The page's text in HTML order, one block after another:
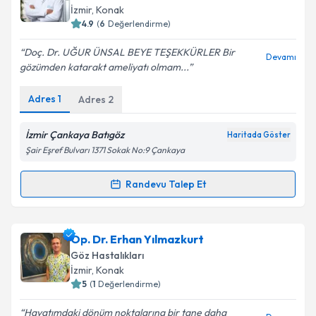
takvim hazırlandığında e-posta ile bilgilendireceğiz.
Kişisel verilerimin işlenmesine ilişkin
Metni'ni okudum ve kişisel verilerimin belirtilen
kapsamda işlenmesini kabul ediyorum.
Takvim Talebini Gönder
İzmir, Konak
4.9 (6 Değerlendirme)
Doç. Dr. UĞUR ÜNSAL BEYE TEŞEKKÜRLER Bir
gözümden katarakt ameliyatı olmam...
Devamı
Adres 1 Adres 2
İzmir Çankaya Batıgöz Haritada Göster
Şair Eşref Bulvarı 1371 Sokak No:9 Çankaya
Randevu Talep Et
Randevu Takvimi Talebi
Doç. Dr. Uğur Ünsaliçin randevu takvimi talebi
oluşturun. Size bu uzmandan randevu almanız için bir
takvim hazırlandığında e-posta ile bilgilendireceğiz.
Op. Dr. Erhan Yılmazkurt
Göz Hastalıkları
İzmir, Konak
5 (1 Değerlendirme)
Hayatımdaki dönüm noktalarına bir tane daha